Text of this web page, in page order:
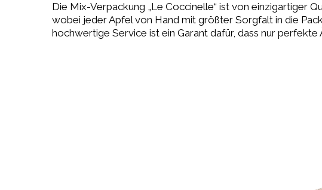
Die Mix-Verpackung „Le Coccinelle“ ist von einzigartiger
wobei jeder Apfel von Hand mit größter Sorgfalt in die
hochwertige Service ist ein Garant dafür, dass nur